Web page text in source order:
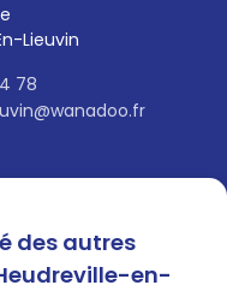
Lieuvin
78
des autres
en-